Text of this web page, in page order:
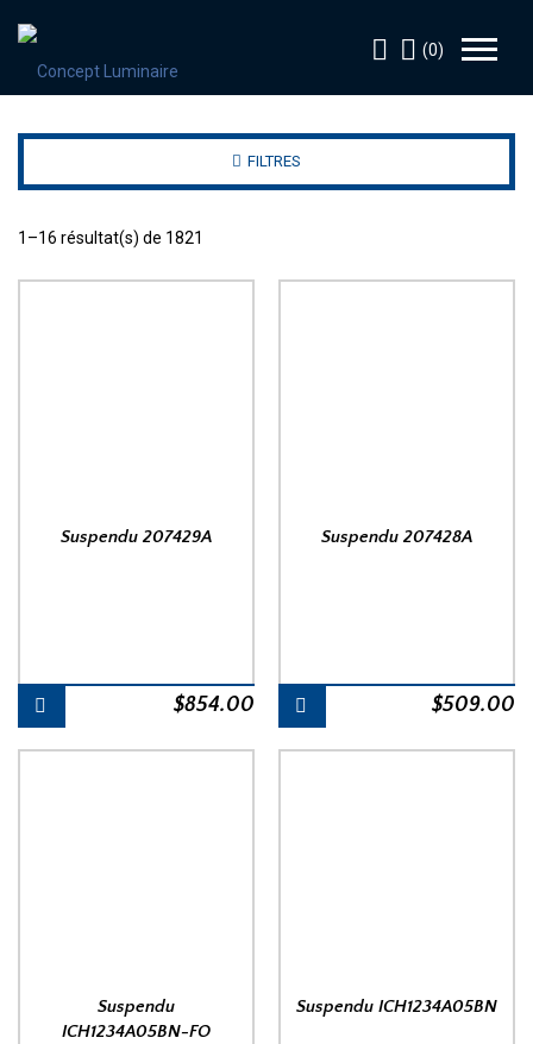
(0)
FILTRES
1–16 résultat(s) de 1821
Suspendu 207429A
$854.00
Suspendu 207428A
$509.00
Suspendu
ICH1234A05BN-FO
Suspendu ICH1234A05BN